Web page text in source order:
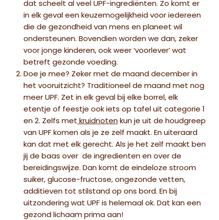
dat scheelt al veel UPF-ingrediënten. Zo komt er
in elk geval een keuzemogelijkheid voor iedereen
die de gezondheid van mens en planeet wil
ondersteunen. Bovendien worden we dan, zeker
voor jonge kinderen, ook weer ‘voorlever’ wat
betreft gezonde voeding.
Doe je mee? Zeker met de maand december in
het vooruitzicht? Traditioneel de maand met nog
meer UPF. Zet in elk geval bij elke borrel, elk
etentje of feestje ook iets op tafel uit categorie 1
en 2. Zelfs met kruidnoten kun je uit de houdgreep
van UPF komen als je ze zelf maakt. En uiteraard
kan dat met elk gerecht. Als je het zelf maakt ben
jij de baas over de ingredienten en over de
bereidingswijze. Dan komt de eindeloze stroom
suiker, glucose-fructose, ongezonde vetten,
additieven tot stilstand op ons bord. En bij
uitzondering wat UPF is helemaal ok. Dat kan een
gezond lichaam prima aan!